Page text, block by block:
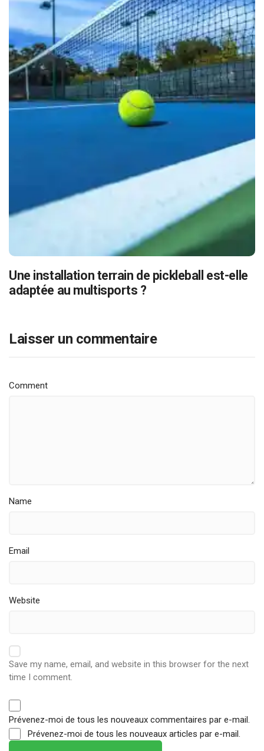
Une installation terrain de pickleball est-elle
adaptée au multisports ?
Laisser un commentaire
Comment
Name
Email
Website
Save my name, email, and website in this browser for the next
time I comment.
Prévenez-moi de tous les nouveaux commentaires par e-mail.
Prévenez-moi de tous les nouveaux articles par e-mail.